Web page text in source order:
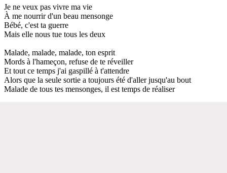
Je ne veux pas vivre ma vie
À me nourrir d'un beau mensonge
Bébé, c'est ta guerre
Mais elle nous tue tous les deux
Malade, malade, malade, ton esprit
Mords à l'hameçon, refuse de te réveiller
Et tout ce temps j'ai gaspillé à t'attendre
Alors que la seule sortie a toujours été d'aller jusqu'au bout
Malade de tous tes mensonges, il est temps de réaliser